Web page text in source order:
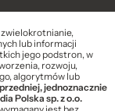
lub informacji
jego podstron, w
rozwoju,
algorytmów lub
jednoznacznie
Polska sp. z o.o.